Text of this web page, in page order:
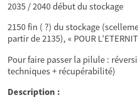
2035 / 2040 début du stockage
2150 fin ( ?) du stockage
partir de 2135), « POUR
Pour faire passer la pilule :
techniques + récupérabilité)
Description :